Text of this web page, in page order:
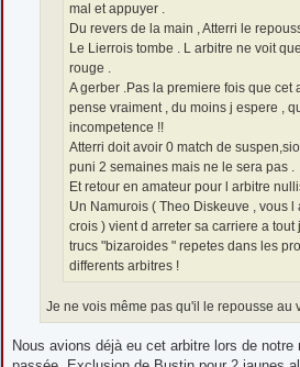
mal et appuyer .
Du revers de la main , Atterri le
Le Lierrois tombe . L arbitre ne voit
rouge .
A gerber .Pas la premiere fois que cet
pense vraiment , du moins j espere ,
incompetence !!
Atterri doit avoir 0 match de
puni 2 semaines mais ne le sera pas .
Et retour en amateur pour l arbitre
Un Namurois ( Theo Diskeuve , vous
crois ) vient d arreter sa carriere a
trucs "bizaroides " repetes dans les
differents arbitres !
Je ne vois même pas qu'il le repousse au
Nous avions déjà eu cet arbitre lors de